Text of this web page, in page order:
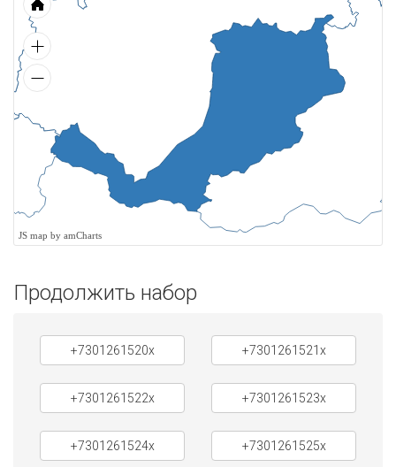
JS map by amCharts
Продолжить набор
+7301261520x +7301261521x
+7301261522x +7301261523x
+7301261524x +7301261525x